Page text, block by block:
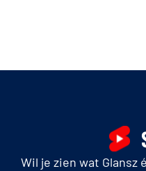
Wil je zien wat Glansz